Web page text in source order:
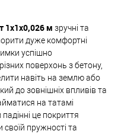
1x1x0,026 м зручні та
дуже комфортні
успішно
поверхонь з бетону,
навіть на землю або
до зовнішніх впливів та
на татамі
це покриття
своїй пружності та